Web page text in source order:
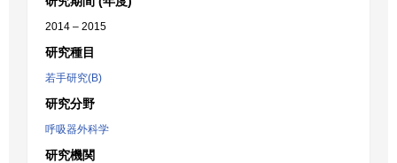
2014 – 2015
研究種目
若手研究(B)
研究分野
呼吸器外科学
研究機関